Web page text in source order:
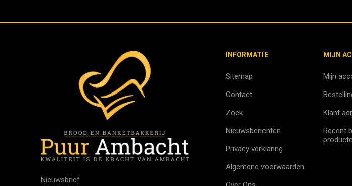
Nieuwsbrief
INFORMATIE
Sitemap
Contact
Zoek
Nieuwsberichten
Privacy verklaring
Algemene voorwaarden
MIJN
Mijn
Klant
Recent